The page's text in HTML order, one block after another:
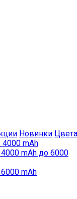
Новинки Цвета
mAh
mAh до 6000
mAh